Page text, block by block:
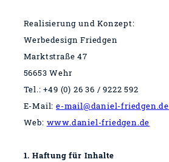
Realisierung und Konzept:
Werbedesign Friedgen
Marktstraße 47
56653 Wehr
Tel.: +49 (0) 26 36 / 9222 592
E-Mail:e-mail@daniel-friedgen.de
Web: www.daniel-friedgen.de
1. Haftung für Inhalte